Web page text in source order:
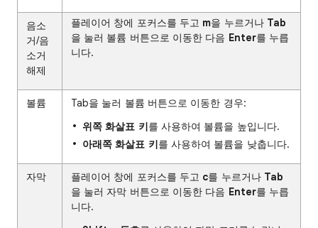
음소
거/음
소거
해제
플레이어 창에 포커스를 두고 m을 누르거나 Tab
을 눌러 볼륨 버튼으로 이동한 다음 Enter를 누릅
니다.
볼륨
Tab을 눌러 볼륨 버튼으로 이동한 경우:
위쪽 화살표 키를 사용하여 볼륨을 높입니다.
아래쪽 화살표 키를 사용하여 볼륨을 낮춥니다.
자막 플레이어 창에 포커스를 두고 c를 누르거나 Tab
을 눌러 자막 버튼으로 이동한 다음 Enter를 누릅
니다.